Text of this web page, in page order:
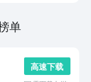
单
高 速 下 载